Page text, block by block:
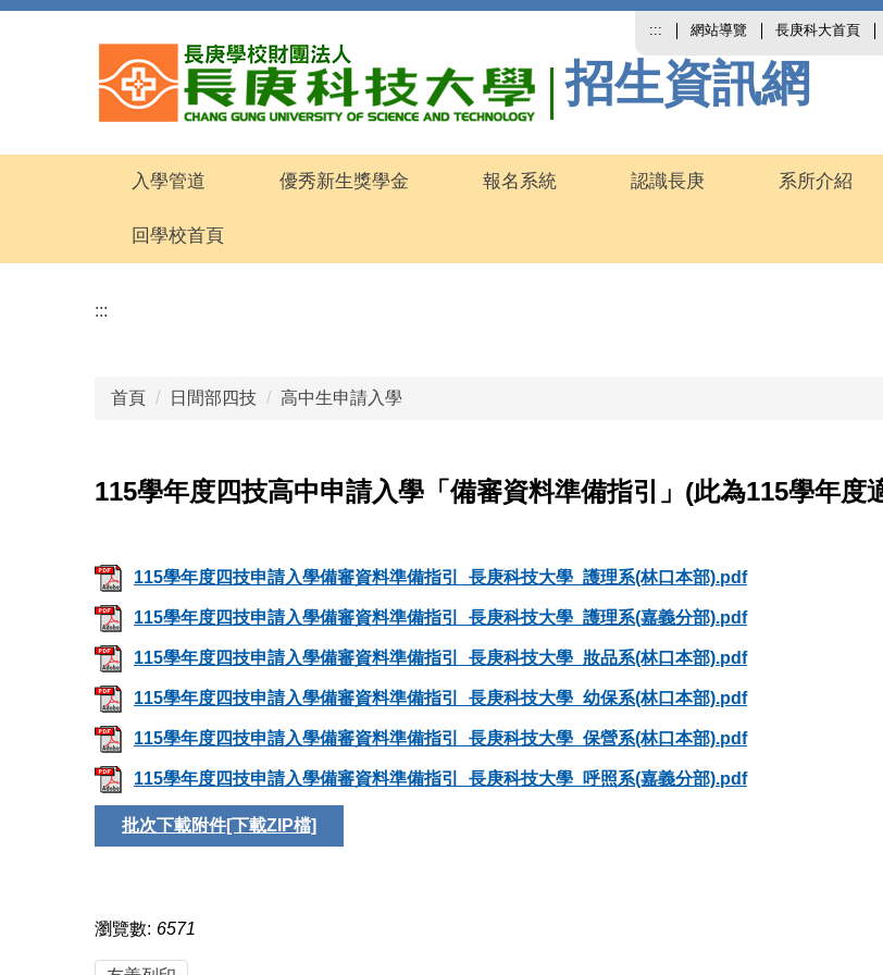
跳
招生資訊網
::: 網站導覽 長庚科大首頁
入學管道 優秀新生獎學金 報名系統 認識長庚 系所介紹
回學校首頁
:::
首頁 日間部四技 高中生申請入學
115學年度四技高中申請入學「備審資料準備指引」(此為115學年度
115學年度四技申請入學備審資料準備指引_長庚科技大學_護理系(林口本部).pdf
115學年度四技申請入學備審資料準備指引_長庚科技大學_護理系(嘉義分部).pdf
115學年度四技申請入學備審資料準備指引_長庚科技大學_妝品系(林口本部).pdf
115學年度四技申請入學備審資料準備指引_長庚科技大學_幼保系(林口本部).pdf
115學年度四技申請入學備審資料準備指引_長庚科技大學_保營系(林口本部).pdf
115學年度四技申請入學備審資料準備指引_長庚科技大學_呼照系(嘉義分部).pdf
批次下載附件[下載ZIP檔]
瀏覽數: 6571